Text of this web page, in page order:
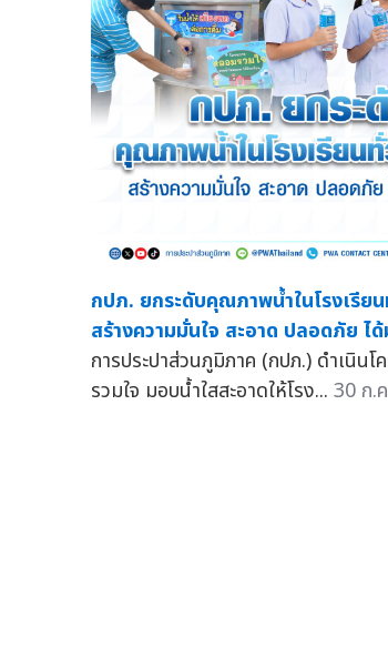
กปภ. ยกระดับคุณภาพน้ำในโรงเรียน
สร้างความมั่นใจ สะอาด ปลอดภัย ไ
การประปาส่วนภูมิภาค (กปภ.) ดำเนินโ
รวมใจ มอบน้ำใสสะอาดให้โรง... 30 ก.